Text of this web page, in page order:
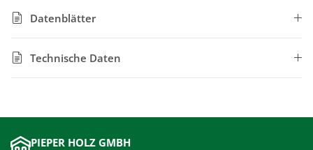
Datenblätter
Technische Daten
PIEPER HOLZ GMBH